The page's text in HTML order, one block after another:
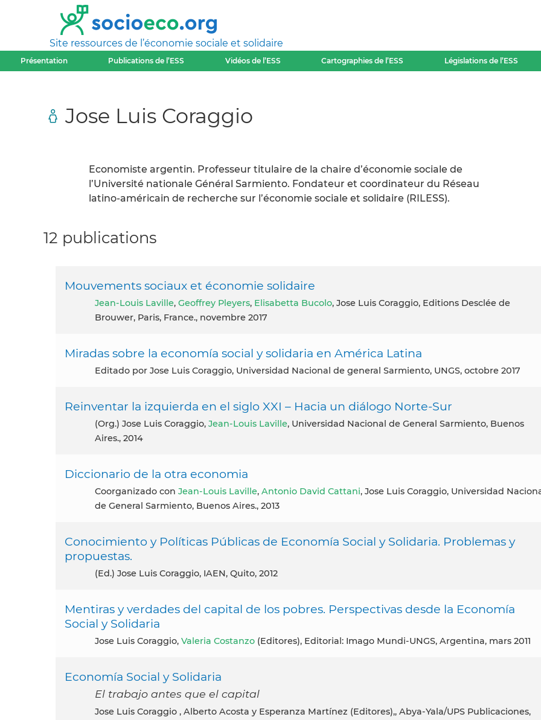
Site ressources de l’économie sociale et solidaire
Présentation Publications de l’ESS Vidéos de l’ESS Cartographies de l’ESS Législations de l’ESS
Jose Luis Coraggio
Economiste argentin. Professeur titulaire de la chaire d’économie sociale de
l’Université nationale Général Sarmiento. Fondateur et coordinateur du Réseau
latino-américain de recherche sur l’économie sociale et solidaire (RILESS).
12 publications
Mouvements sociaux et économie solidaire
Jean-Louis Laville, Geoffrey Pleyers, Elisabetta Bucolo, Jose Luis Coraggio, Editions Desclée de
Brouwer, Paris, France., novembre 2017
Miradas sobre la economía social y solidaria en América Latina
Editado por Jose Luis Coraggio, Universidad Nacional de general Sarmiento, UNGS, octobre 2017
Reinventar la izquierda en el siglo XXI – Hacia un diálogo Norte-Sur
(org.) Jose Luis Coraggio, Jean-Louis Laville, Universidad Nacional de General Sarmiento, Buenos
Aires., 2014
Diccionario de la otra economia
coorganizado con Jean-Louis Laville, Antonio David Cattani, Jose Luis Coraggio, Universidad
de General Sarmiento, Buenos Aires., 2013
Conocimiento y Políticas Públicas de Economía Social y Solidaria. Problemas y
propuestas.
(ed.) Jose Luis Coraggio, IAEN, Quito, 2012
Mentiras y verdades del capital de los pobres. Perspectivas desde la Economía
Social y Solidaria
Jose Luis Coraggio, Valeria Costanzo (Editores), Editorial: Imago Mundi-UNGS, Argentina, mars 2011
Economía Social y Solidaria
El trabajo antes que el capital
Jose Luis Coraggio , Alberto Acosta y Esperanza Martínez (Editores),, Abya-Yala/UPS Publicaciones,